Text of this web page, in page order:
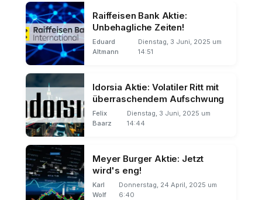
Raiffeisen Bank Aktie:
Unbehagliche Zeiten!
Eduard
Altmann
Dienstag, 3 Juni, 2025 um
14:51
Idorsia Aktie: Volatiler Ritt mit
überraschendem Aufschwung
Felix
Baarz
Dienstag, 3 Juni, 2025 um
14:44
Meyer Burger Aktie: Jetzt
wird's eng!
Karl
Wolf
Donnerstag, 24 April, 2025 um
6:40